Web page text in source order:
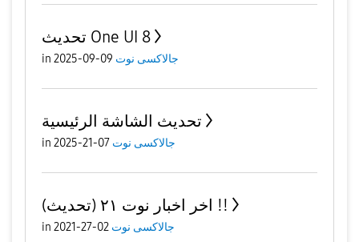
تحديث One UI 8
in جالاكسى نوت 09-09-2025
تحديث الشاشة الرئيسية
in جالاكسى نوت 07-21-2025
(تحديث) اخر اخبار نوت ٢١ !!
in جالاكسى نوت 02-27-2021